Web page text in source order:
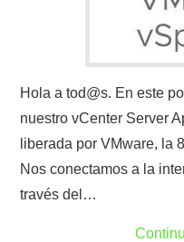
Hola a tod@s. En este
nuestro vCenter Server
liberada por VMware, la
Nos conectamos a la
través del…